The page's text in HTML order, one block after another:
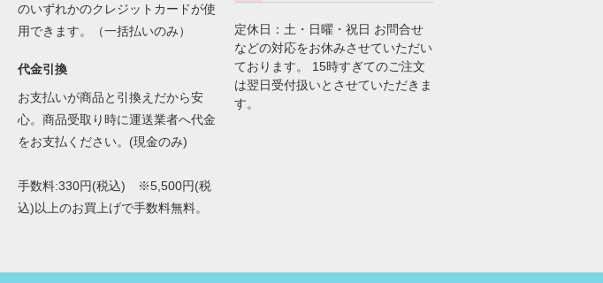
のいずれかのクレジットカードが使
用できます。（一括払いのみ）
代金引換
お支払いが商品と引換えだから安
心。商品受取り時に運送業者へ代金
をお支払ください。(現金のみ)
手数料:330円(税込) ※5,500円(税
込)以上のお買上げで手数料無料。
定休日：土・日曜・祝日 お問合せ
などの対応をお休みさせていただい
ております。 15時すぎてのご注文
は翌日受付扱いとさせていただきま
す。